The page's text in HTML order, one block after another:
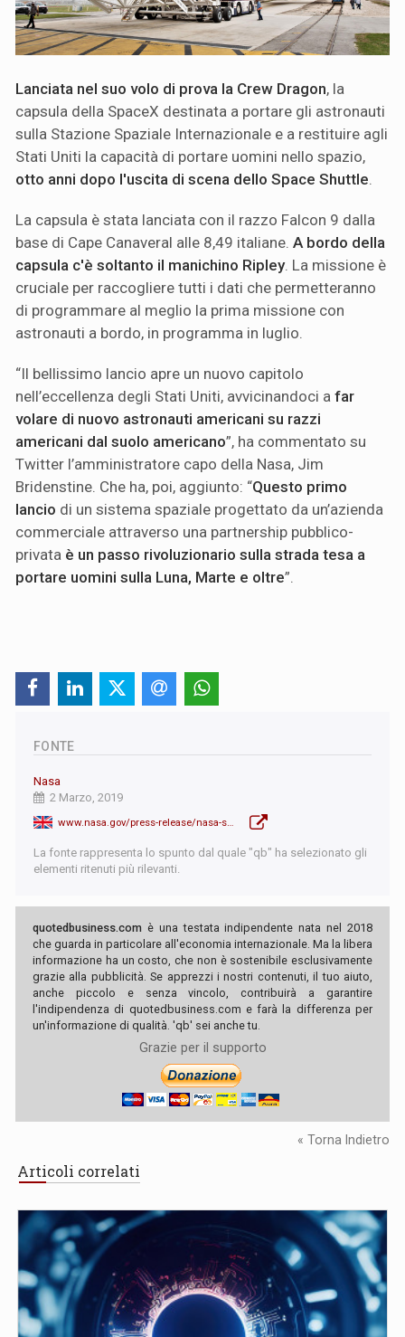
Lanciata nel suo volo di prova la Crew Dragon, la
capsula della SpaceX destinata a portare gli astronauti
sulla Stazione Spaziale Internazionale e a restituire agli
Stati Uniti la capacità di portare uomini nello spazio,
otto anni dopo l'uscita di scena dello Space Shuttle
La capsula è stata lanciata con il razzo Falcon 9 dalla
base di Cape Canaveral alle 8,49 italiane. A bordo della
capsula c'è soltanto il manichino Ripley. La missione è
cruciale per raccogliere tutti i dati che permetteranno
di programmare al meglio la prima missione con
astronauti a bordo, in programma in luglio.
“Il bellissimo lancio apre un nuovo capitolo
nell’eccellenza degli Stati Uniti, avvicinandoci a far
volare di nuovo astronauti americani su razzi
americani dal suolo americano”, ha commentato su
Twitter l’amministratore capo della Nasa, Jim
Bridenstine. Che ha, poi, aggiunto: “Questo primo
lancio di un sistema spaziale progettato da un’azienda
commerciale attraverso una partnership pubblico-
privata è un passo rivoluzionario sulla strada tesa a
portare uomini sulla Luna, Marte e oltre”.
FONTE
Nasa
2 Marzo, 2019
www.nasa.gov/press-release/nasa-spacex-launch-first-flight-test-of-space-system-designed-for-crew
La fonte rappresenta lo spunto dal quale "qb" ha selezionato gli
elementi ritenuti più rilevanti.
quotedbusiness.com è una testata indipendente nata nel 2018
che guarda in particolare all'economia internazionale. Ma la libera
informazione ha un costo, che non è sostenibile esclusivamente
grazie alla pubblicità. Se apprezzi i nostri contenuti, il tuo aiuto,
anche piccolo e senza vincolo, contribuirà a garantire
l'indipendenza di quotedbusiness.com e farà la differenza per
un'informazione di qualità. 'qb' sei anche tu.
Grazie per il supporto
« Torna Indietro
Articoli correlati